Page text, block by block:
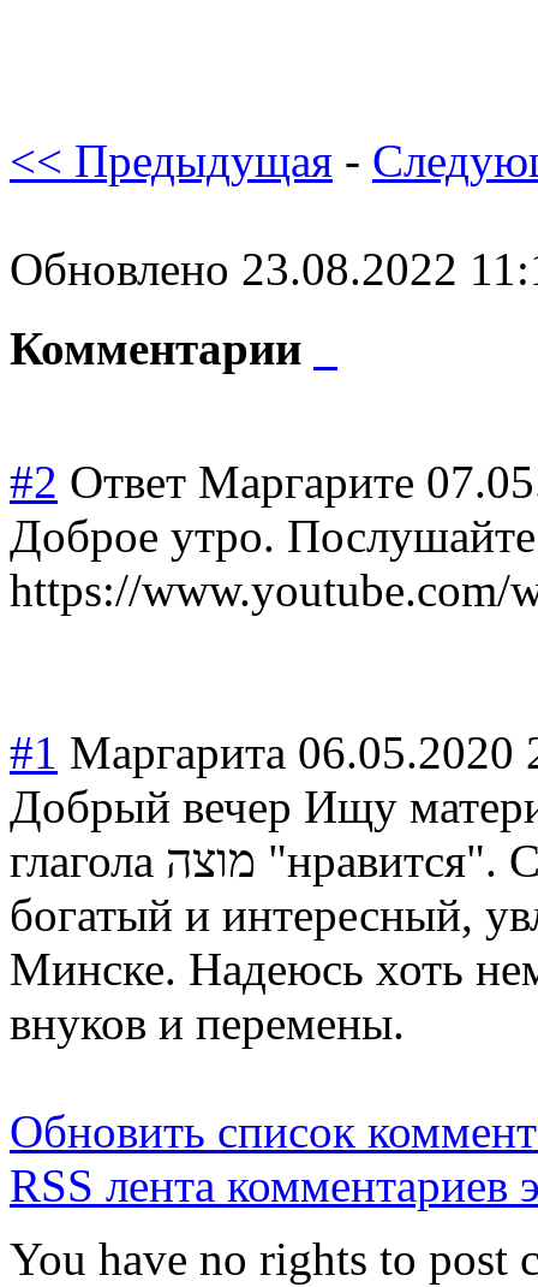
<< Предыдущая -
Обновлено 23.08.2022
Комментарии
#2 Ответ Маргарите
Доброе утро. Послушайте
https://www.youtube.com/
#1 Маргарита 06.05.2020
Добрый вечер Ищу
глагола מוצה "нравится". Cпасибо за Ваш труд и такой
богатый и интересный,
Минске. Надеюсь хоть
внуков и перемены.
Обновить список
RSS лента комментариев
You have no rights to post